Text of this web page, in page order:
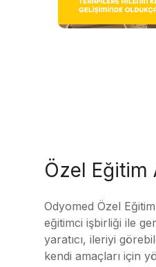
Özel Eğitim
Odyomed Özel
eğitimci işbirliği ile
yaratıcı, ileriyi
kendi amaçları için